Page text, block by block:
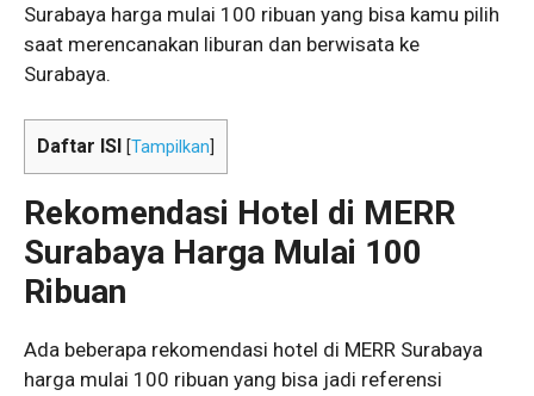
Surabaya harga mulai 100 ribuan yang bisa kamu pilih
saat merencanakan liburan dan berwisata ke
Surabaya.
Daftar ISI [Tampilkan
Rekomendasi Hotel di MERR
Surabaya Harga Mulai 100
Ribuan
Ada beberapa rekomendasi hotel di MERR Surabaya
harga mulai 100 ribuan yang bisa jadi referensi